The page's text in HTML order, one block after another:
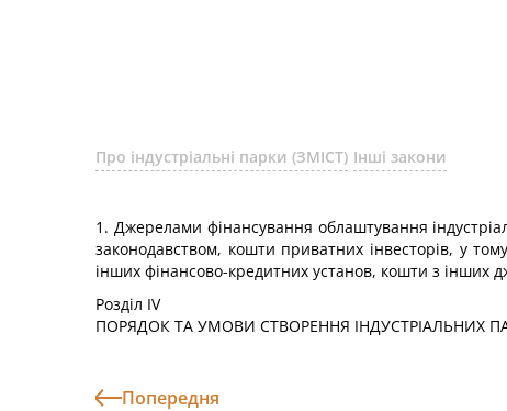
Про індустріальні парки (ЗМІСТ) Інші закони
1. Джерелами фінансування облаштування
законодавством, кошти приватних інвесторів, у
інших фінансово-кредитних установ, кошти з інших
Розділ IV
ПОРЯДОК ТА УМОВИ СТВОРЕННЯ ІНДУСТРІАЛЬНИХ
Попередня